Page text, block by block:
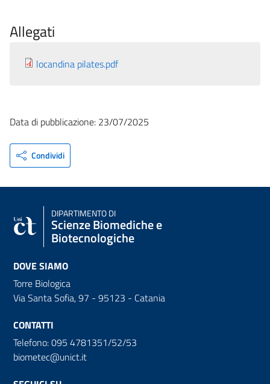
Allegati
locandina pilates.pdf
Data di pubblicazione: 23/07/2025
Condividi
DIPARTIMENTO DI
Scienze Biomediche e
Biotecnologiche
DOVE SIAMO
Torre Biologica
Via Santa Sofia, 97 - 95123 - Catania
CONTATTI
Telefono: 095 4781351/52/53
biometec@unict.it